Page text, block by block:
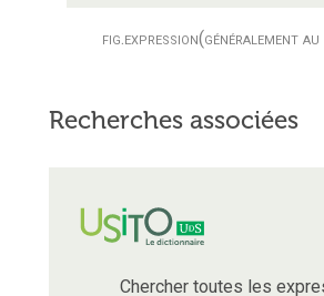
fig.expression(généralement
Recherches associées
Chercher toutes les